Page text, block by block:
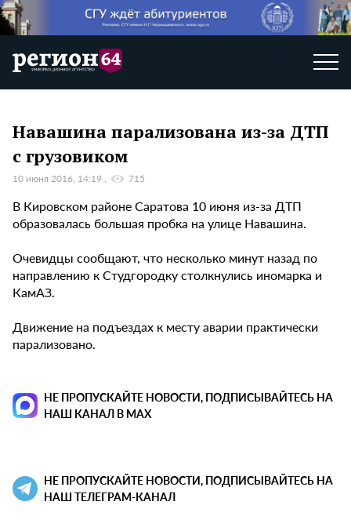
Навашина парализована из-за ДТП
с грузовиком
10 июня 2016, 14:19 715
В Кировском районе Саратова 10 июня из-за ДТП
образовалась большая пробка на улице Навашина.
Очевидцы сообщают, что несколько минут назад по
направлению к Студгородку столкнулись иномарка и
КамАЗ.
Движение на подъездах к месту аварии практически
парализовано.
НЕ ПРОПУСКАЙТЕ НОВОСТИ, ПОДПИСЫВАЙТЕСЬ НА
НАШ КАНАЛ В MAX
НЕ ПРОПУСКАЙТЕ НОВОСТИ, ПОДПИСЫВАЙТЕСЬ НА
НАШ ТЕЛЕГРАМ-КАНАЛ